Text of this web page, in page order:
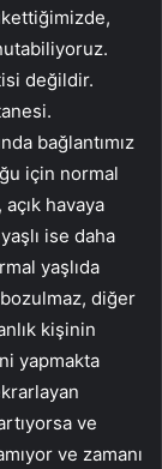
değildir.
bağlantımız
için normal
havaya
ise daha
yaşlıda
diğer
kişinin
yapmakta
ve
ve zamanı